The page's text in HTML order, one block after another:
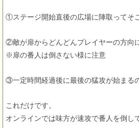
①ステージ開始直後の広場に陣取ってそ
②敵が扉からどんどんプレイヤーの方向
※扉の番人は倒さない様に注意
③一定時間経過後に最後の猛攻が始まる
これだけです。
オンラインでは味方が速攻で番人を倒し